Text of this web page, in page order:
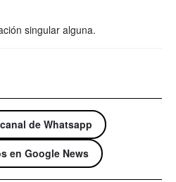
singular alguna.
de Whatsapp
en Google News